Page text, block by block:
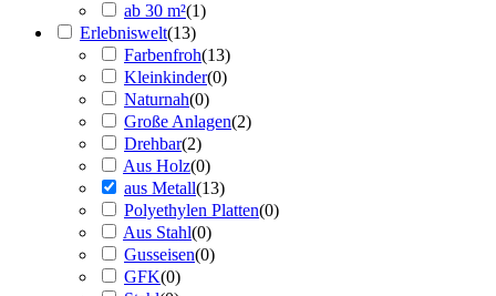
ab 30 m²(1)
Erlebniswelt(13)
Farbenfroh(13)
Kleinkinder(0)
Naturnah(0)
Große Anlagen(2)
Drehbar(2)
Aus Holz(0)
aus Metall(13)
Polyethylen Platten(0)
Aus Stahl(0)
Gusseisen(0)
GFK(0)